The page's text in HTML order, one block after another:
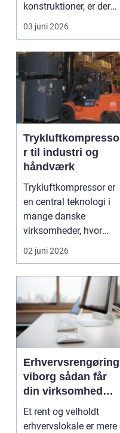
konstruktioner, er der
én ting, der altid ska...
03 juni 2026
Trykluftkompresso
r til industri og
håndværk
Trykluftkompressor er
en central teknologi i
mange danske
virksomheder, hvor
stabil forsyning af try...
02 juni 2026
Erhvervsrengøring
viborg sådan får
din virksomhed
mere tid og bedre
arbejdsmiljø
Et rent og velholdt
erhvervslokale er mere